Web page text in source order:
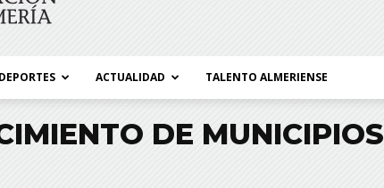
DEPORTES ACTUALIDAD TALENTO ALMERIENSE
DE MUNICIPIOS